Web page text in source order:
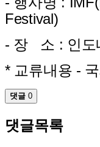
Festival)
- 장 소 : 인도
* 교류내용 -
댓글 0
댓글목록